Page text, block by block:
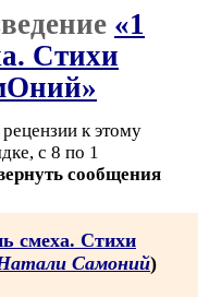
«1
Стихи
к этому
с 8 по 1
сообщения
смеха. Стихи
Самоний)